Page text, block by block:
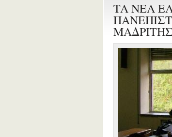
TA NEA
ΜΑΔΡΙΤΗΣ